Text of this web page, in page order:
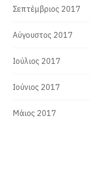
Σεπτέμβριος 2017
Αύγουστος 2017
Ιούλιος 2017
Ιούνιος 2017
Μάιος 2017